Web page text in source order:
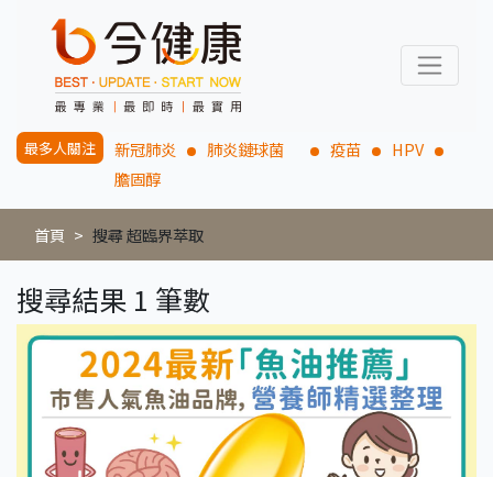
最多人關注 新冠肺炎 肺炎鏈球菌 疫苗
HPV
膽固醇
首頁 搜尋 超臨界萃取
搜尋結果 1 筆數